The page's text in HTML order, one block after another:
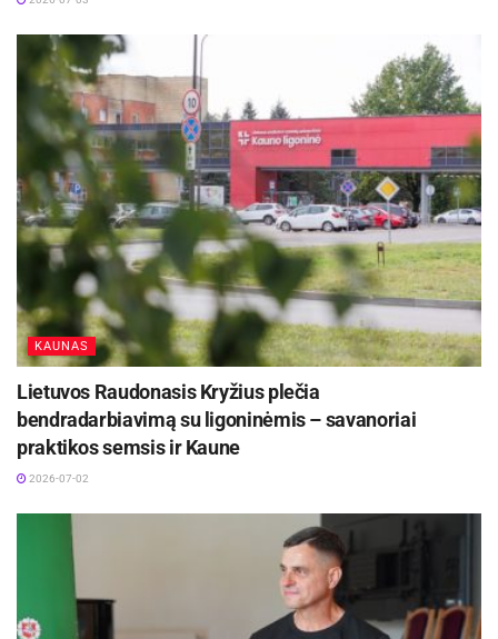
chirurgus.
KAUNAS
Lietuvos Raudonasis Kryžius plečia
bendradarbiavimą su ligoninėmis – savanoriai
praktikos semsis ir Kaune
2026-07-02